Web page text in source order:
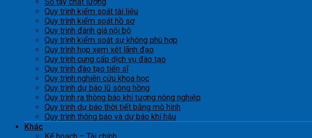
Quy trình kiểm soát tài liệu
Quy trình kiểm soát hồ sơ
Quy trình đánh giá nội bộ
Quy trình kiểm soát sự không phù hợp
Quy trình họp xem xét lãnh đạo
Quy trình cung cấp dịch vụ đào tạo
Quy trình đào tạo tiến sĩ
Quy trình nghiên cứu khoa học
Quy trình dự báo lũ sông hồng
Quy trình ra thông báo khí tượng nông nghiệp
Quy trình dự báo thời tiết bằng mô hình
Quy trình thông báo và dự báo khí hậu
Khác
Kế hoạch – Tài chính